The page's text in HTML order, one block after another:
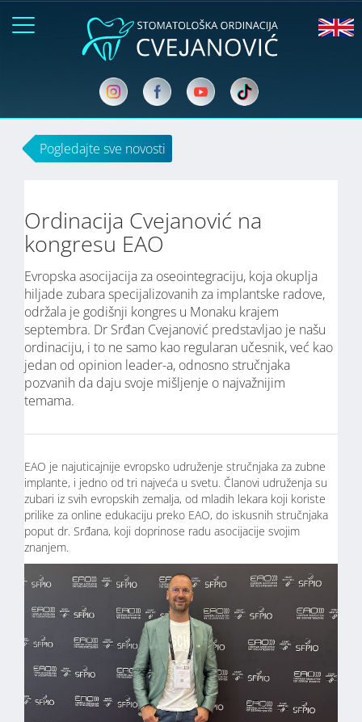
Pogledajte sve novosti
Ordinacija Cvejanović na
kongresu EAO
Evropska asocijacija za oseointegraciju, koja okuplja
hiljade zubara specijalizovanih za implantske radove,
održala je godišnji kongres u Monaku krajem
septembra. Dr Srđan Cvejanović predstavljao je našu
ordinaciju, i to ne samo kao regularan učesnik, već kao
jedan od opinion leader-a, odnosno stručnjaka
pozvanih da daju svoje mišljenje o najvažnijim
temama.
EAO je najuticajnije evropsko udruženje stručnjaka za zubne
implante, i jedno od tri najveća u svetu. Članovi udruženja su
zubari iz svih evropskih zemalja, od mladih lekara koji koriste
prilike za online edukaciju preko EAO, do iskusnih stručnjaka
poput dr. Srđana, koji doprinose radu asocijacije svojim
znanjem.